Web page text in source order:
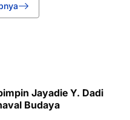
Jayadie Y. Dadi
Budaya